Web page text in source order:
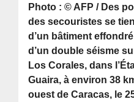
Photo : © AFP / Des
des secouristes se
d’un bâtiment
d’un double séisme
Los Corales, dans
Guaira, à environ 38
ouest de Caracas, le